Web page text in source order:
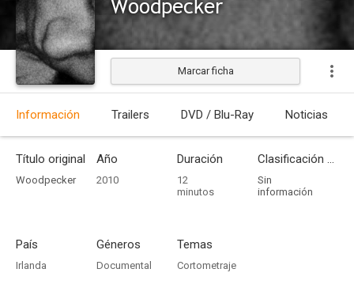
Woodpecker
Estrenada
Marcar ficha
Información Trailers DVD / Blu-Ray Noticias
Título original
Woodpecker
Año
2010
Duración
12
minutos
Clasificación por edades
Sin
información
País
Irlanda
Géneros
Documental
Temas
Cortometraje